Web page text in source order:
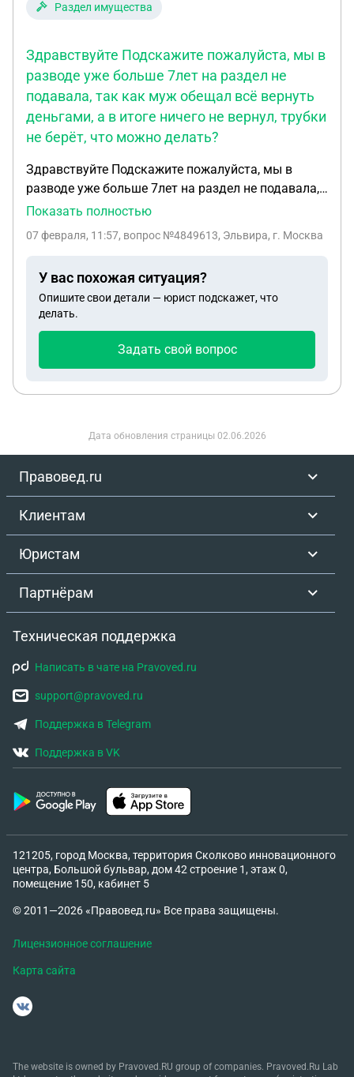
Раздел имущества
Здравствуйте Подскажите пожалуйста, мы в
разводе уже больше 7лет на раздел не
подавала, так как муж обещал всё вернуть
деньгами, а в итоге ничего не вернул, трубки
не берёт, что можно делать?
Здравствуйте Подскажите пожалуйста, мы в
разводе уже больше 7лет на раздел не подавала,
так как муж обещал всё вернуть деньгами, а в
можно делать? Но я до сих пор прописана в этом
Показать полностью
07 февраля, 11:57, вопрос №4849613, Эльвира, г. Москва
У вас похожая ситуация?
Опишите свои детали — юрист подскажет, что
делать.
Задать свой вопрос
Дата обновления страницы 02.06.2026
Правовед.ru
Клиентам
Юристам
Партнёрам
Техническая поддержка
Написать в чате на Pravoved.ru
support@pravoved.ru
Поддержка в Telegram
Поддержка в VK
121205, город Москва, территория Сколково инновационного
центра, Большой бульвар, дом 42 строение 1, этаж 0,
помещение 150, кабинет 5
© 2011—2026 «Правовед.ru» Все права защищены.
Лицензионное соглашение
Карта сайта
The website is owned by Pravoved.RU group of companies. Pravoved.Ru Lab